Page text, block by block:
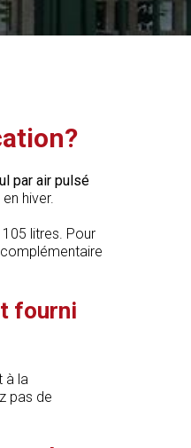
par air pulsé
hiver.
litres. Pour
fourni
à la
pas de